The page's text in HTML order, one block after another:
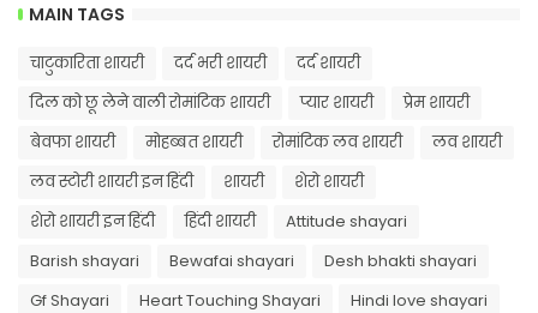
MAIN TAGS
चाटुकारिता शायरी दर्द भरी शायरी
दर्द शायरी
दिल को छू लेने वाली रोमांटिक शायरी
प्यार शायरी
प्रेम शायरी
बेवफा शायरी
मोहब्बत शायरी रोमांटिक लव शायरी
लव शायरी
लव स्टोरी शायरी इन हिंदी
शायरी
शेरो शायरी
शेरो शायरी इन हिंदी
हिंदी शायरी
Attitude shayari
Barish shayari
Bewafai shayari
Desh bhakti shayari
Gf Shayari
Heart Touching Shayari
Hindi love shayari